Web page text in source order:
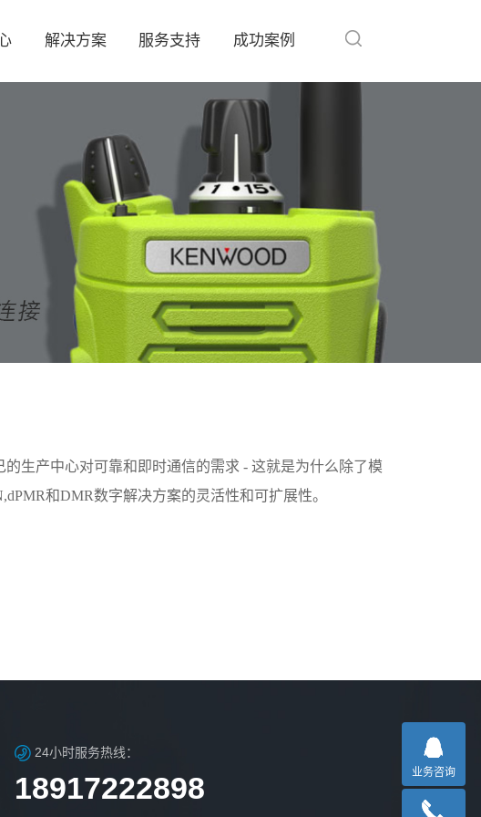
解决方案 服务支持 成功案例
生产中心对可靠和即时通信的需求 - 这就是为什么除了模
和DMR数字解决方案的灵活性和可扩展性。
24小时服务热线：
18917222898 业务咨询